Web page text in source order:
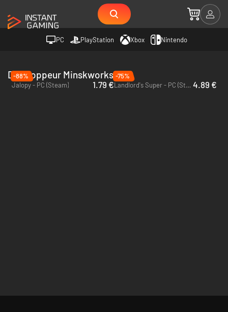
PC PlayStation Xbox Nintendo
Développeur Minskworks
-88%
Jalopy - PC (Steam)
1.79 €
-75%
Landlord's Super - PC (Steam) 4.89 €